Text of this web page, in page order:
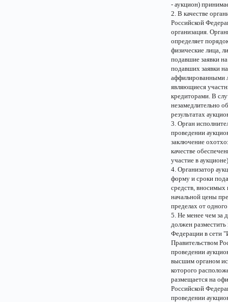
- аукцион)
2. В качестве
Российской
организация.
определяет
физические лица,
подавшие заявки
подавших заявки
аффилированными
являющиеся
кредиторами. В
незамедлительно
результатах
3. Орган
проведении
заключение
качестве
участие в
4. Организатор
форму и сроки
средств, вносимых
начальной цены
пределах от
5. Не менее чем за
должен
Федерации в сети
Правительством
проведении
высшим органом
которого
размещается на
Российской
проведении